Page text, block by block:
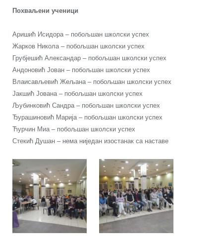
Похваљени ученици
Аришић Исидора – побољшан школски успех
Жарков Никола – побољшан школски успех
Грубјешић Александар – побољшан школски успех
Андоновић Јован – побољшан школски успех
Влаисављевић Жељана – побољшан школски успех
Јакшић Јована – побољшан школски успех
Љубинковић Сандра – побољшан школски успех
Ђурашиновић Марија – побољшан школски успех
Ћурчин Миа – побољшан школски успех
Стекић Душан – нема ниједан изостанак са наставе